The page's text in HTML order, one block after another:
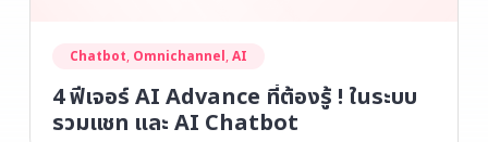
Chatbot, Omnichannel,AI
4 ฟีเจอร์ AI Advance ที่ต้องรู้ ! ในระบบ
รวมแชท และ AI Chatbot